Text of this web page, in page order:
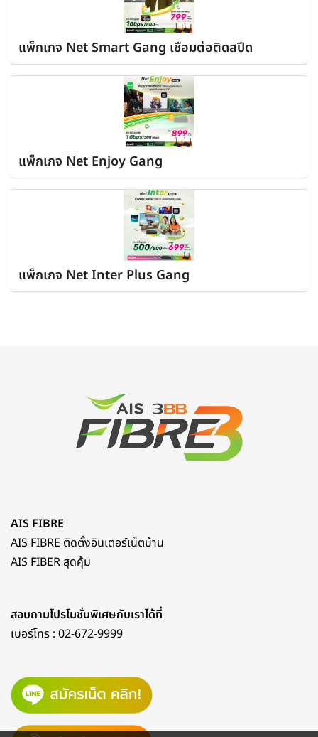
แพ็กเกจ Net Smart Gang เชื่อมต่อติดสปีด
แพ็กเกจ Net Enjoy Gang
แพ็กเกจ Net Inter Plus Gang
AIS FIBRE
AIS FIBRE ติดตั้งอินเตอร์เน็ตบ้าน
AIS FIBER สุดคุ้ม
สอบถามโปรโมชั่นพิเศษกับเราได้ที่
เบอร์โทร : 02-672-9999